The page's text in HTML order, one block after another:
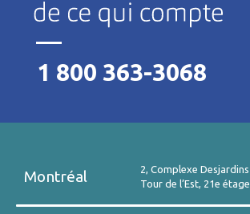
1 800 363-3068
Montréal
2, Complexe Desjardins
Tour de l’Est, 21e étage